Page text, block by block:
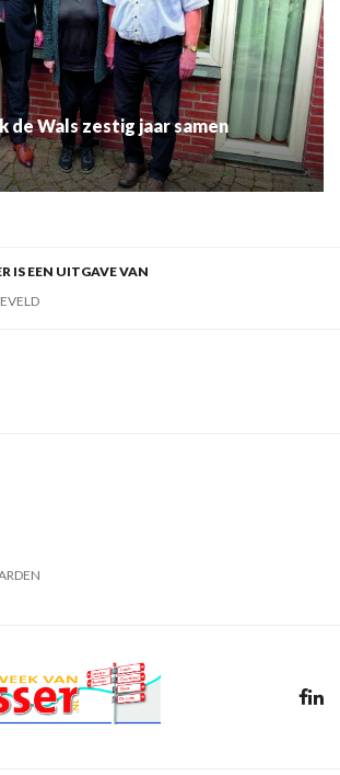
de Wals zestig jaar samen
IS EEN UITGAVE VAN